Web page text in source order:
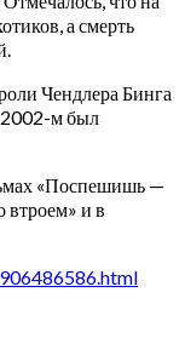
а смерть
Чендлера Бинга
2002-м был
«Поспешишь —
и в